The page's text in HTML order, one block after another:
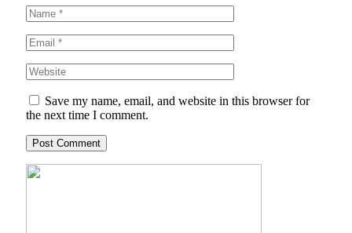
Save my name, email, and website in this browser for
the next time I comment.